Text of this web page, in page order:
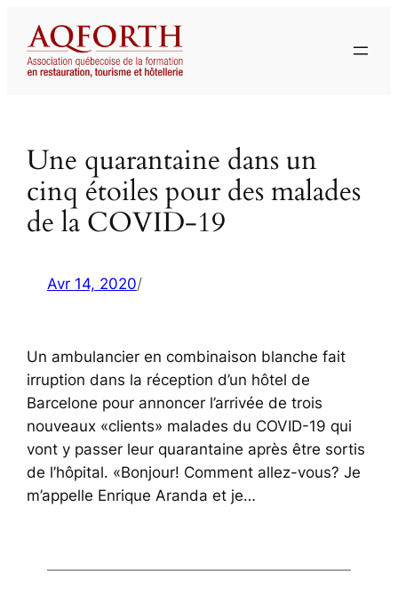
contenu
Une quarantaine dans un
cinq étoiles pour des malades
de la COVID-19
Avr 14, 2020/
Un ambulancier en combinaison blanche fait
irruption dans la réception d’un hôtel de
Barcelone pour annoncer l’arrivée de trois
nouveaux «clients» malades du COVID-19 qui
vont y passer leur quarantaine après être sortis
de l’hôpital. «Bonjour! Comment allez-vous? Je
m’appelle Enrique Aranda et je…